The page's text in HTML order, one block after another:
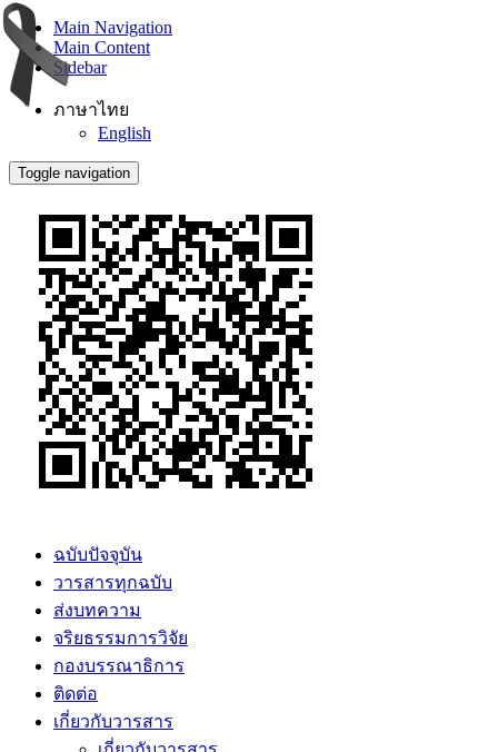
Main Navigation
Main Content
Sidebar
ภาษาไทย
English
Toggle navigation
ฉบับปัจจุบัน
วารสารทุกฉบับ
ส่งบทความ
จริยธรรมการวิจัย
กองบรรณาธิการ
ติดต่อ
เกี่ยวกับวารสาร